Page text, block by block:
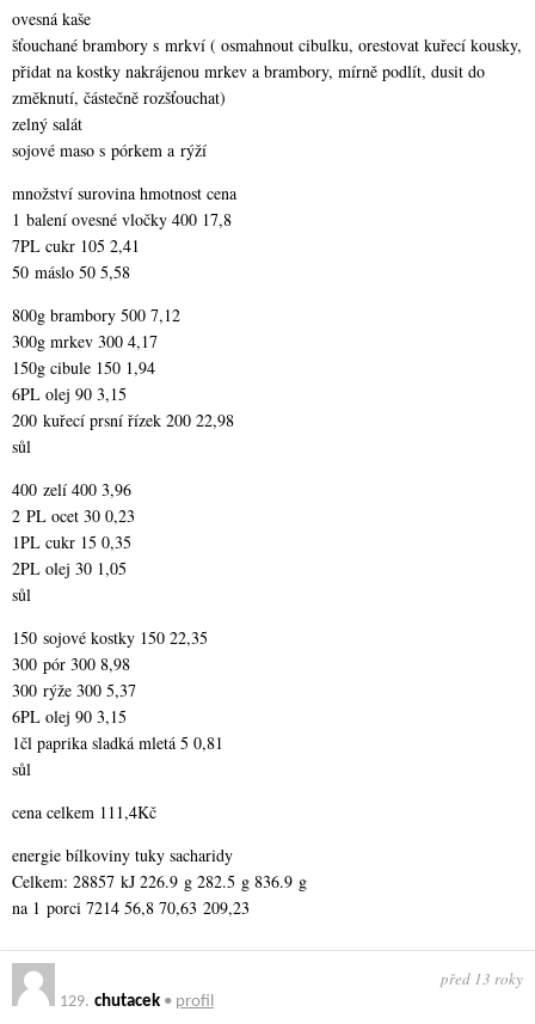
ovesná kaše
šťouchané brambory s mrkví ( osmahnout cibulku, orestovat kuřecí kousky,
přidat na kostky nakrájenou mrkev a brambory, mírně podlít, dusit do
změknutí, částečně rozšťouchat)
zelný salát
sojové maso s pórkem a rýží
množství surovina hmotnost cena
1 balení ovesné vločky 400 17,8
7PL cukr 105 2,41
50 máslo 50 5,58
800g brambory 500 7,12
300g mrkev 300 4,17
150g cibule 150 1,94
6PL olej 90 3,15
200 kuřecí prsní řízek 200 22,98
sůl
400 zelí 400 3,96
2 PL ocet 30 0,23
1PL cukr 15 0,35
2PL olej 30 1,05
sůl
150 sojové kostky 150 22,35
300 pór 300 8,98
300 rýže 300 5,37
6PL olej 90 3,15
1čl paprika sladká mletá 5 0,81
sůl
cena celkem 111,4Kč
energie bílkoviny tuky sacharidy
Celkem: 28857 kJ 226.9 g 282.5 g 836.9 g
na 1 porci 7214 56,8 70,63 209,23
129. chutacek • profil
před 13 roky